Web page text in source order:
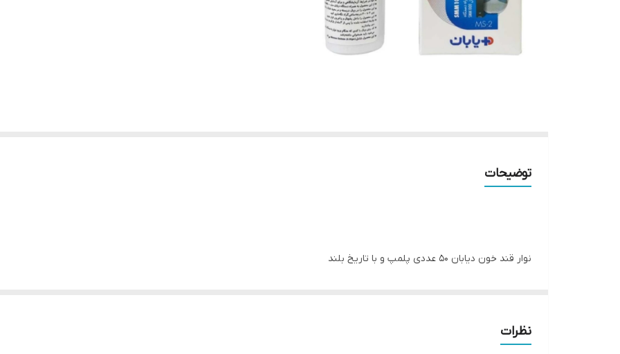
توضیحات
نوار قند خون دیابان ۵۰ عددی پلمپ و با تاریخ بلند
نظرات